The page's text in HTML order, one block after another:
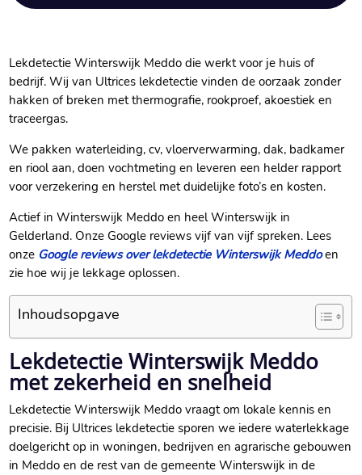
Lekdetectie Winterswijk Meddo die werkt voor je huis of
bedrijf.​ Wij van Ultrices lekdetectie vinden de oorzaak zonder
hakken of breken met thermografie, rookproef, akoestiek en
traceergas.​
We pakken waterleiding, cv, vloerverwarming, dak, badkamer
en riool aan, doen vochtmeting en leveren een helder rapport
voor verzekering en herstel met duidelijke foto’s en kosten.​
Actief in Winterswijk Meddo en heel Winterswijk in
Gelderland.​ Onze Google reviews vijf van vijf spreken.​ Lees
onze Google reviews over lekdetectie Winterswijk Meddoen
zie hoe wij je lekkage oplossen.​
Inhoudsopgave
Lekdetectie Winterswijk Meddo
met zekerheid en snelheid
Lekdetectie Winterswijk Meddo vraagt om lokale kennis en
precisie.​ Bij Ultrices lekdetectie sporen we iedere waterlekkage
doelgericht op in woningen, bedrijven en agrarische gebouwen
in Meddo en de rest van de gemeente Winterswijk in de